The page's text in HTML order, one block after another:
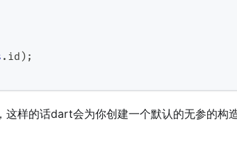
. id ) ;
样的话dart会为你创建一个默认的无参的构造